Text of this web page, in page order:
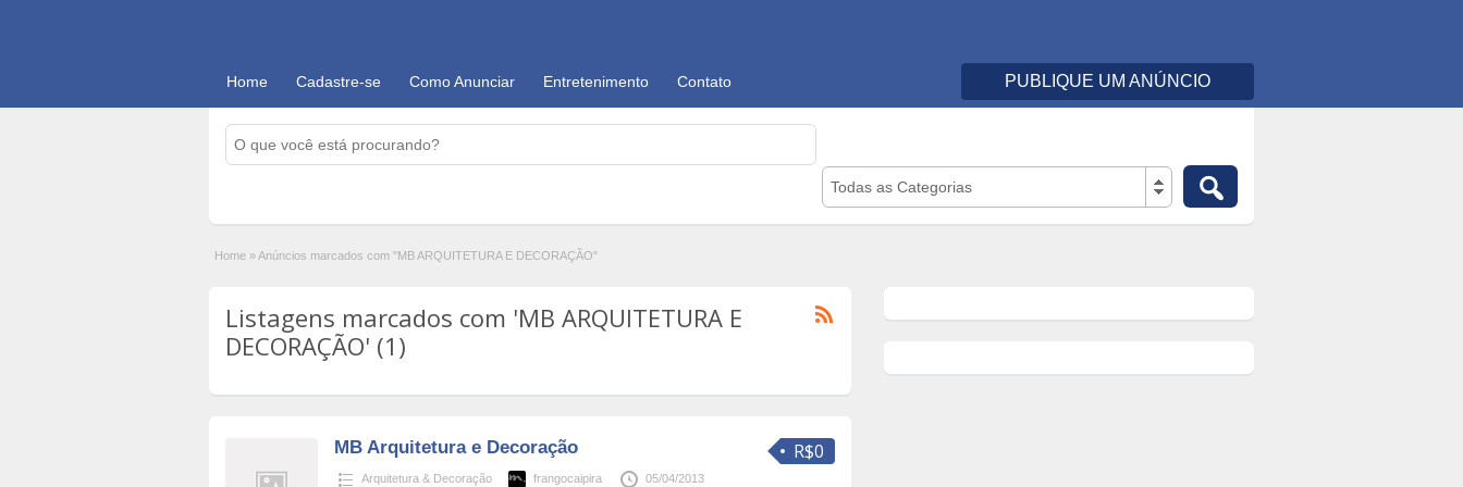
Home Cadastre-se Como Anunciar Entretenimento Contato PUBLIQUE UM ANÚNCIO
Todas as Categorias
Home »Anúncios marcados com "MB ARQUITETURA E DECORAÇÃO"
Listagens marcados com 'MB ARQUITETURA E
DECORAÇÃO' (1)
R$0
MB Arquitetura e Decoração
Arquitetura & Decoração frangocaipira 05/04/2013